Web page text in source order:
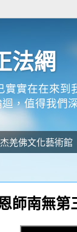
法網
實在在來
，值得我們
羌佛文化藝術館
師南無